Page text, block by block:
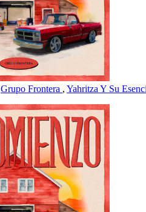
Grupo Frontera , Yahritza Y Su